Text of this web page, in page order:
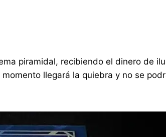
piramidal, recibiendo el dinero de
llegará la quiebra y no se